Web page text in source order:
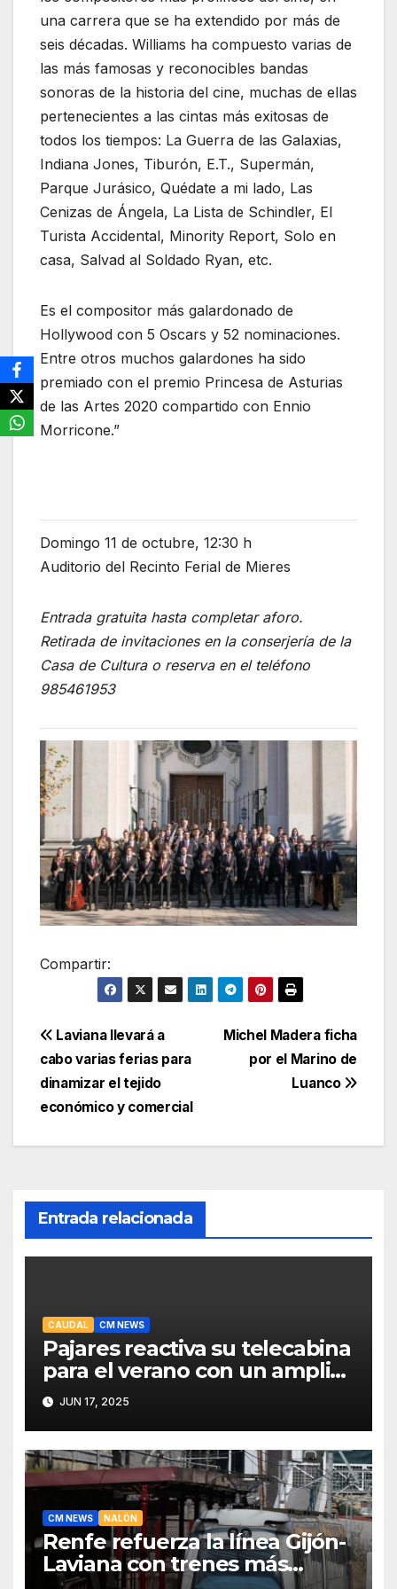
una carrera que se ha extendido por más de
seis décadas. Williams ha compuesto varias de
las más famosas y reconocibles bandas
sonoras de la historia del cine, muchas de ellas
pertenecientes a las cintas más exitosas de
todos los tiempos: La Guerra de las Galaxias,
Indiana Jones, Tiburón, E.T., Supermán,
Parque Jurásico, Quédate a mi lado, Las
Cenizas de Ángela, La Lista de Schindler, El
Turista Accidental, Minority Report, Solo en
casa, Salvad al Soldado Ryan, etc.
Es el compositor más galardonado de
Hollywood con 5 Oscars y 52 nominaciones.
Entre otros muchos galardones ha sido
premiado con el premio Princesa de Asturias
de las Artes 2020 compartido con Ennio
Morricone.”
Domingo 11 de octubre, 12:30 h
Auditorio del Recinto Ferial de Mieres
Entrada gratuita hasta completar aforo.
Retirada de invitaciones en la conserjería de la
Casa de Cultura o reserva en el teléfono
985461953
Compartir:
Navegación
de
entradas
Michel Madera ficha
por el Marino de
Luanco
Laviana llevará a
cabo varias ferias para
dinamizar el tejido
económico y comercial
Entrada relacionada
CAUDAL CM NEWS
Pajares reactiva su telecabina
para el verano con un amplio
programa de actividades
JUN 17, 2025
CM NEWS NALÓN
Renfe refuerza la línea Gijón-
Laviana con trenes más